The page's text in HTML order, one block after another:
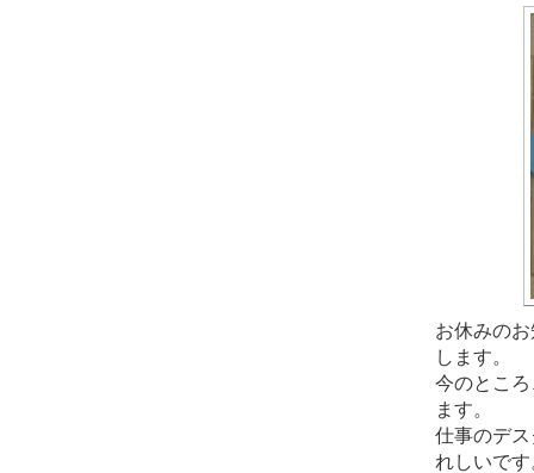
お休みの
します。
今のとこ
ます。
仕事のデ
れしいです